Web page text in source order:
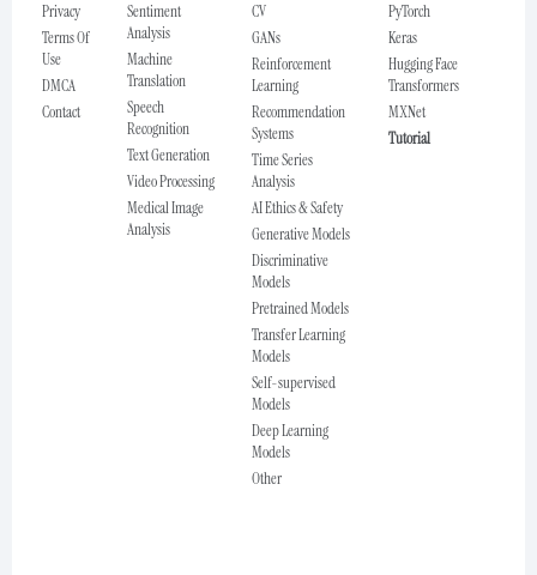
Privacy
Terms Of
Use
DMCA
Contact
Sentiment
Analysis
Machine
Translation
Speech
Recognition
Text Generation
Video Processing
Medical Image
Analysis
CV
GANs
Reinforcement
Learning
Recommendation
Systems
Time Series
Analysis
AI Ethics & Safety
Generative Models
Discriminative
Models
Pretrained Models
Transfer Learning
Models
Self-supervised
Models
Deep Learning
Models
Other
PyTorch
Keras
Hugging Face
Transformers
MXNet
Tutorial